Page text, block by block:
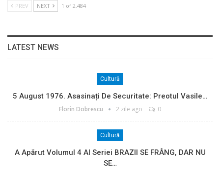
PREV NEXT 1 of 2.484
LATEST NEWS
Cultură
5 August 1976. Asasinați De Securitate: Preotul Vasile…
Florin Dobrescu 2 zile ago 0
Cultură
A Apărut Volumul 4 Al Seriei BRAZII SE FRÂNG, DAR NU
SE…